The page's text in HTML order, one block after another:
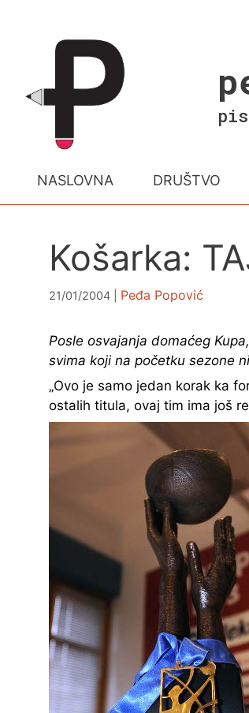
NASLOVNA DRUŠTVO
Košarka:
21/01/2004 Peđa Popović
Posle osvajanja domaćeg
svima koji na početku sezone
„Ovo je samo jedan korak ka
ostalih titula, ovaj tim ima još